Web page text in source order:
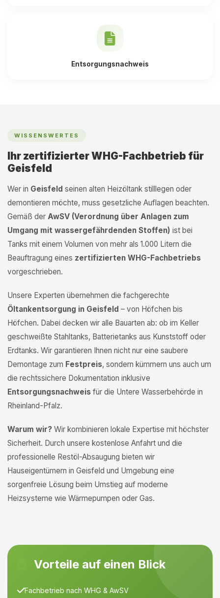
Entsorgungsnachweis
WISSENSWERTES
Ihr zertifizierter WHG-Fachbetrieb für
Geisfeld
Wer in Geisfeld seinen alten Heizöltank stilllegen oder
demontieren möchte, muss gesetzliche Auflagen beachten.
Gemäß der AwSV (Verordnung über Anlagen zum
Umgang mit wassergefährdenden Stoffen) ist bei
Tanks mit einem Volumen von mehr als 1.000 Litern die
Beauftragung eines zertifizierten WHG-Fachbetriebs
vorgeschrieben.
Unsere Experten übernehmen die fachgerechte
Öltankentsorgung in Geisfeld – von Höfchen bis
Höfchen. Dabei decken wir alle Bauarten ab: ob im Keller
geschweißte Stahltanks, Batterietanks aus Kunststoff oder
Erdtanks. Wir garantieren Ihnen nicht nur eine saubere
Demontage zum Festpreis, sondern kümmern uns auch um
die rechtssichere Dokumentation inklusive
Entsorgungsnachweis für die Untere Wasserbehörde in
Rheinland-Pfalz.
Warum wir? Wir kombinieren lokale Expertise mit höchster
Sicherheit. Durch unsere kostenlose Anfahrt und die
professionelle Restöl-Absaugung bieten wir
Hauseigentümern in Geisfeld und Umgebung eine
sorgenfreie Lösung beim Umstieg auf moderne
Heizsysteme wie Wärmepumpen oder Gas.
Vorteile auf einen Blick
Fachbetrieb nach WHG & AwSV